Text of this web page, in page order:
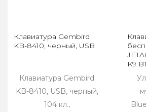
Клавиатура Gembird
KB-8410, черный, USB
Клавиатура Gembird
KB-8410, USB, черный,
104 кл.,
K9